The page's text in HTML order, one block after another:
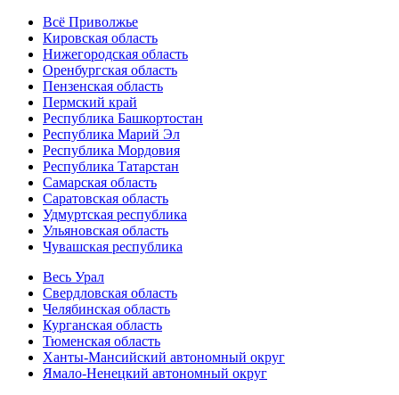
Всё Приволжье
Кировская область
Нижегородская область
Оренбургская область
Пензенская область
Пермский край
Республика Башкортостан
Республика Марий Эл
Республика Мордовия
Республика Татарстан
Самарская область
Саратовская область
Удмуртская республика
Ульяновская область
Чувашская республика
Весь Урал
Свердловская область
Челябинская область
Курганская область
Тюменская область
Ханты-Мансийский автономный округ
Ямало-Ненецкий автономный округ